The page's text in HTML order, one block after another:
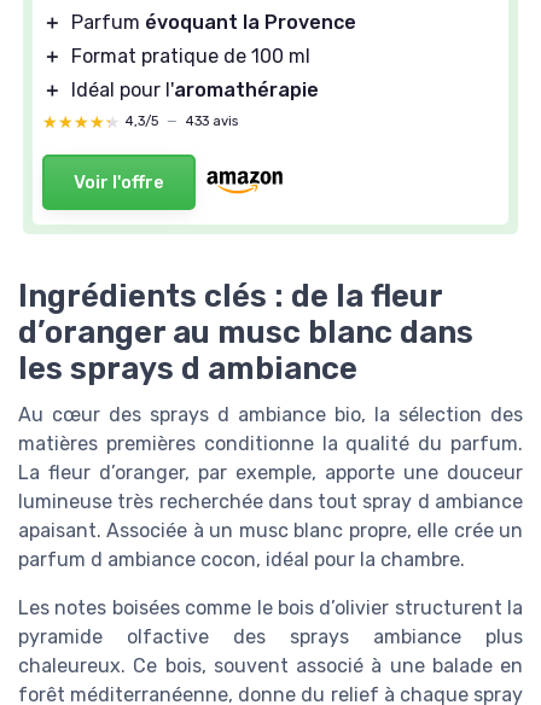
＋
Parfum évoquant la Provence
＋
Format pratique de 100 ml
＋
Idéal pour l'aromathérapie
★★★★★
★★★★★ 4,3/5 — 433 avis
Voir l'offre
Ingrédients clés : de la fleur
d’oranger au musc blanc dans
les sprays d ambiance
Au cœur des sprays d ambiance bio, la sélection des
matières premières conditionne la qualité du parfum.
La fleur d’oranger, par exemple, apporte une douceur
lumineuse très recherchée dans tout spray d ambiance
apaisant. Associée à un musc blanc propre, elle crée un
parfum d ambiance cocon, idéal pour la chambre.
Les notes boisées comme le bois d’olivier structurent la
pyramide olfactive des sprays ambiance plus
chaleureux. Ce bois, souvent associé à une balade en
forêt méditerranéenne, donne du relief à chaque spray